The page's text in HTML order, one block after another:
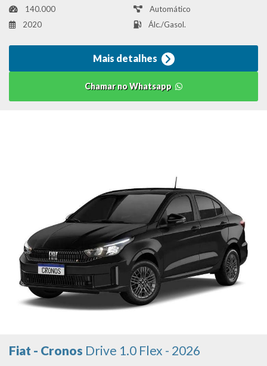
140.000
Automático
2020
Álc./Gasol.
Mais detalhes
Chamar no Whatsapp
Fiat - Cronos Drive 1.0 Flex - 2026